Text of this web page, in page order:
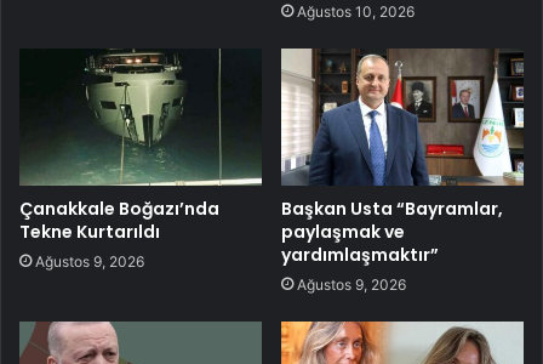
Ağustos 10, 2026
Çanakkale Boğazı’nda
Tekne Kurtarıldı
Ağustos 9, 2026
Başkan Usta “Bayramlar,
paylaşmak ve
yardımlaşmaktır”
Ağustos 9, 2026